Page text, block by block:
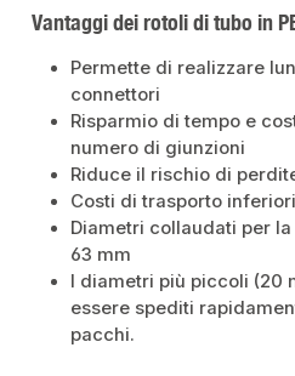
Vantaggi dei rotoli di tubo in
Permette di realizzare
connettori
Risparmio di tempo e
numero di giunzioni
Riduce il rischio di
Costi di trasporto
Diametri collaudati per
63 mm
I diametri più piccoli (20
essere spediti
pacchi.